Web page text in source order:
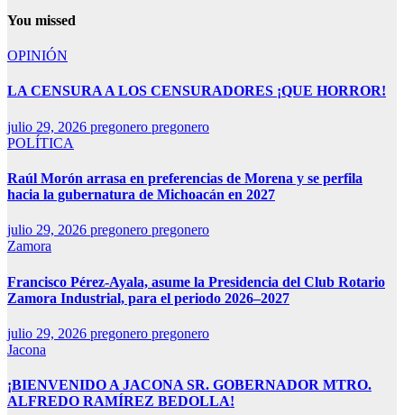
You missed
OPINIÓN
LA CENSURA A LOS CENSURADORES ¡QUE HORROR!
julio 29, 2026 pregonero pregonero
POLÍTICA
Raúl Morón arrasa en preferencias de Morena y se perfila
hacia la gubernatura de Michoacán en 2027
julio 29, 2026 pregonero pregonero
Zamora
Francisco Pérez-Ayala, asume la Presidencia del Club Rotario
Zamora Industrial, para el periodo 2026–2027
julio 29, 2026 pregonero pregonero
Jacona
¡BIENVENIDO A JACONA SR. GOBERNADOR MTRO.
ALFREDO RAMÍREZ BEDOLLA!